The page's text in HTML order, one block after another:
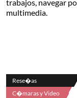
trabajos, navegar
multimedia.
Rese�as
C�maras y Video